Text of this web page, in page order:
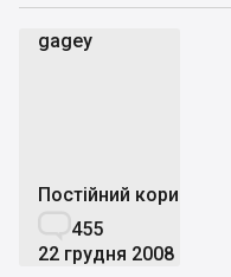
gagey
Постійний користувач
455
22 грудня 2008